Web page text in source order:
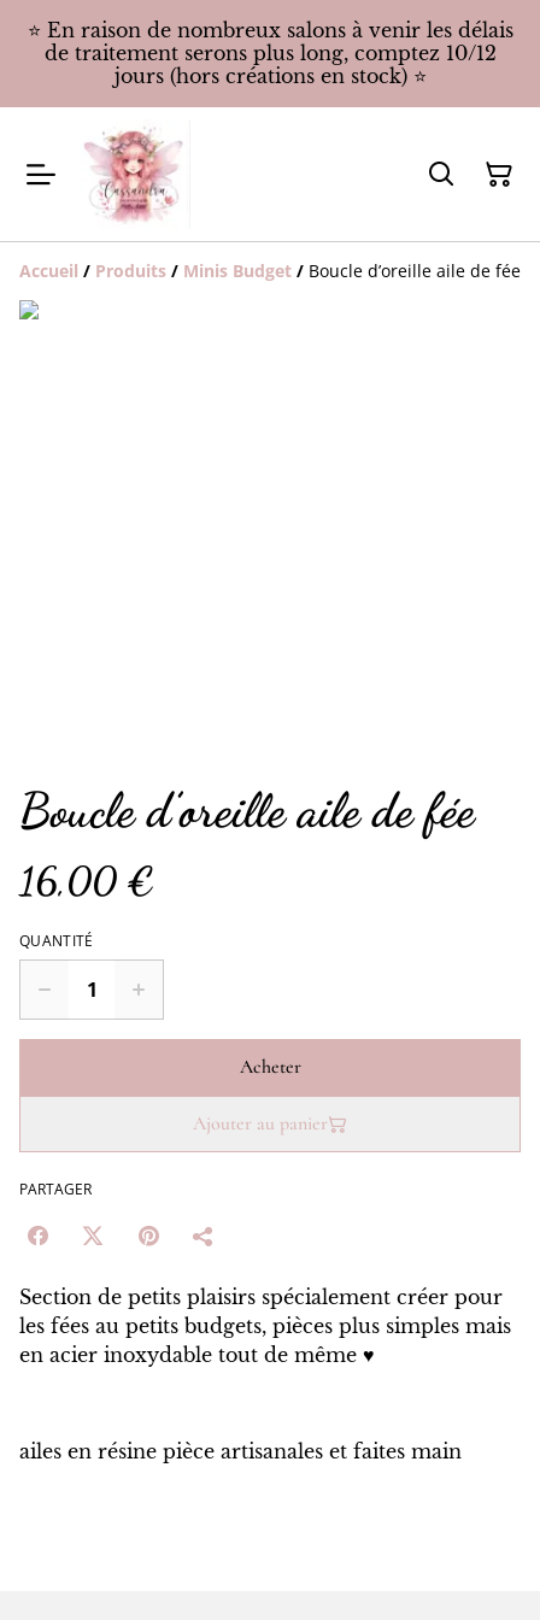
⭐️ En raison de nombreux salons à venir les délais
de traitement serons plus long, comptez 10/12
jours (hors créations en stock) ⭐️
Accueil / Produits / Minis Budget / Boucle d’oreille aile de fée
Boucle d’oreille aile de fée
16,00 €
QUANTITÉ
Acheter
Ajouter au panier
PARTAGER
Section de petits plaisirs spécialement créer pour
les fées au petits budgets, pièces plus simples mais
en acier inoxydable tout de même ♥️
ailes en résine pièce artisanales et faites main